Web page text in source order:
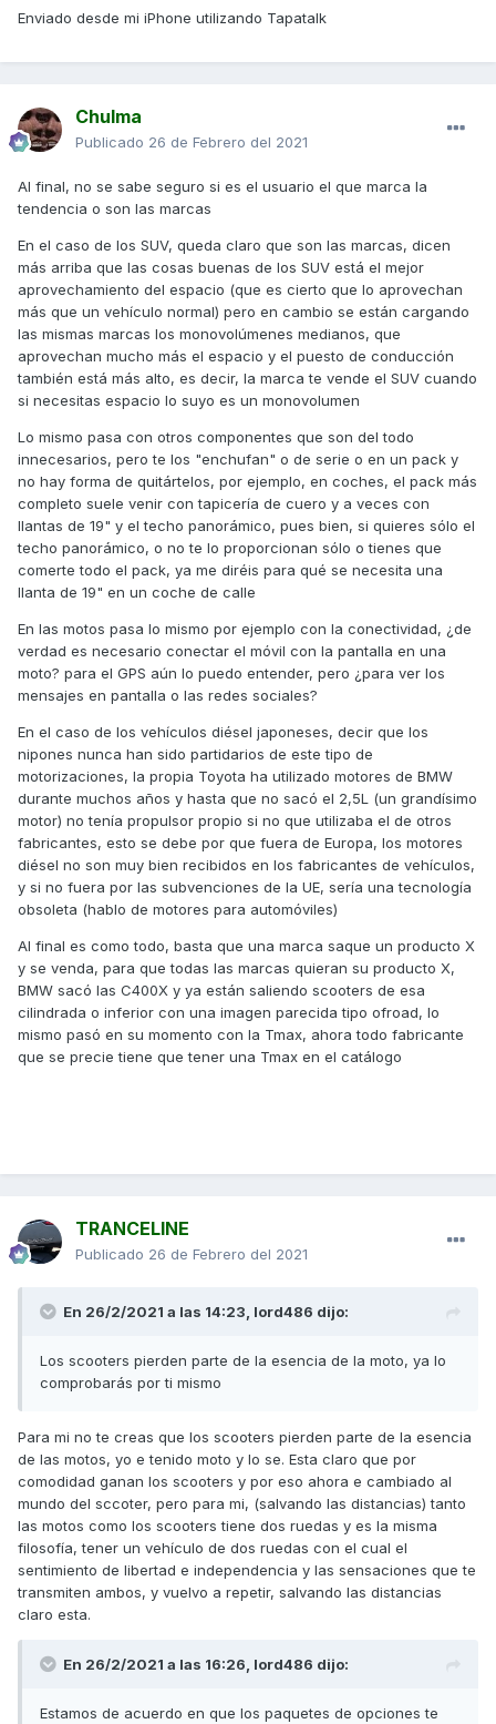
que contaminan entre 3 y 4 veces más que lo que tenían
otros mercados tienen motores de gasolina, pero en Europa
sus propios motores diésel a principios de siglo y tampoco
funcionaron. Sin embargo en los últimos años los motores
híbridos les han dado la notoriedad a nivel mundial que
mundial y durante años fueron el primero. Si alguno ha
conducido algún híbrido de Toyota, supongo que le pasará
como a mí que no entiendo el éxito comercial que tienen.
Saludos,
Enviado desde mi iPhone utilizando Tapatalk
Chulma
Publicado 26 de Febrero del 2021
Al final, no se sabe seguro si es el usuario el que marca la
tendencia o son las marcas
En el caso de los SUV, queda claro que son las marcas, dicen
más arriba que las cosas buenas de los SUV está el mejor
aprovechamiento del espacio (que es cierto que lo aprovechan
más que un vehículo normal) pero en cambio se están cargando
las mismas marcas los monovolúmenes medianos, que
aprovechan mucho más el espacio y el puesto de conducción
también está más alto, es decir, la marca te vende el SUV cuando
si necesitas espacio lo suyo es un monovolumen
Lo mismo pasa con otros componentes que son del todo
innecesarios, pero te los "enchufan" o de serie o en un pack y
no hay forma de quitártelos, por ejemplo, en coches, el pack más
completo suele venir con tapicería de cuero y a veces con
llantas de 19" y el techo panorámico, pues bien, si quieres sólo el
techo panorámico, o no te lo proporcionan sólo o tienes que
comerte todo el pack, ya me diréis para qué se necesita una
llanta de 19" en un coche de calle
En las motos pasa lo mismo por ejemplo con la conectividad, ¿de
verdad es necesario conectar el móvil con la pantalla en una
moto? para el GPS aún lo puedo entender, pero ¿para ver los
mensajes en pantalla o las redes sociales?
En el caso de los vehículos diésel japoneses, decir que los
nipones nunca han sido partidarios de este tipo de
motorizaciones, la propia Toyota ha utilizado motores de BMW
durante muchos años y hasta que no sacó el 2,5L (un grandísimo
motor) no tenía propulsor propio si no que utilizaba el de otros
fabricantes, esto se debe por que fuera de Europa, los motores
diésel no son muy bien recibidos en los fabricantes de vehículos,
y si no fuera por las subvenciones de la UE, sería una tecnología
obsoleta (hablo de motores para automóviles)
Al final es como todo, basta que una marca saque un producto X
y se venda, para que todas las marcas quieran su producto X,
BMW sacó las C400X y ya están saliendo scooters de esa
cilindrada o inferior con una imagen parecida tipo ofroad, lo
mismo pasó en su momento con la Tmax, ahora todo fabricante
que se precie tiene que tener una Tmax en el catálogo
TRANCELINE
Publicado 26 de Febrero del 2021
En 26/2/2021 a las 14:23, lord486 dijo:
Los scooters pierden parte de la esencia de la moto, ya lo
comprobarás por ti mismo
Para mi no te creas que los scooters pierden parte de la esencia
de las motos, yo e tenido moto y lo se. Esta claro que por
comodidad ganan los scooters y por eso ahora e cambiado al
mundo del sccoter, pero para mi, (salvando las distancias) tanto
las motos como los scooters tiene dos ruedas y es la misma
filosofía, tener un vehículo de dos ruedas con el cual el
sentimiento de libertad e independencia y las sensaciones que te
transmiten ambos, y vuelvo a repetir, salvando las distancias
claro esta.
En 26/2/2021 a las 16:26, lord486 dijo:
Estamos de acuerdo en que los paquetes de opciones te